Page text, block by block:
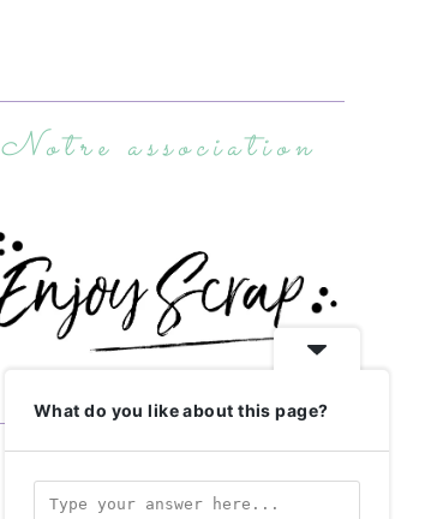
Notre association
Abonnez-vous
What do you like about this page?